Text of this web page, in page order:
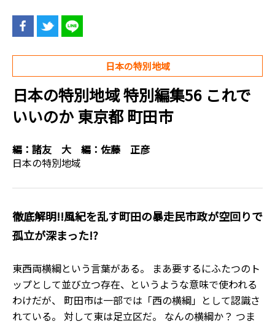
日本の特別地域
日本の特別地域 特別編集56 これで
いいのか 東京都 町田市
編： 諸友 大 編： 佐藤 正彦
日本の特別地域
徹底解明!!風紀を乱す町田の暴走民市政が空回りで
孤立が深まった!?
東西両横綱という言葉がある。 まあ要するにふたつのト
ップとして並び立つ存在、というような意味で使われる
わけだが、 町田市は一部では「西の横綱」として認識さ
れている。 対して東は足立区だ。 なんの横綱か？ つま